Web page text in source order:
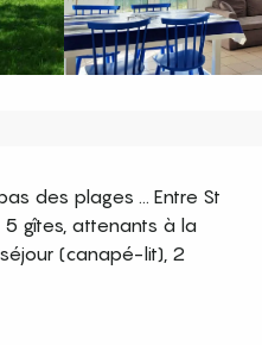
des plages ... Entre St
gîtes, attenants à la
(canapé-lit), 2